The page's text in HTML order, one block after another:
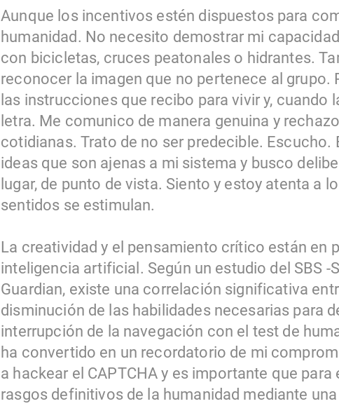
Aunque los incentivos estén dispuestos para
humanidad. No necesito demostrar mi
con bicicletas, cruces peatonales o hidrantes.
reconocer la imagen que no pertenece al grupo.
las instrucciones que recibo para vivir y, cuando
letra. Me comunico de manera genuina y
cotidianas. Trato de no ser predecible.
ideas que son ajenas a mi sistema y busco
lugar, de punto de vista. Siento y estoy atenta a
sentidos se estimulan.
La creatividad y el pensamiento crítico están en
inteligencia artificial. Según un estudio del SBS
Guardian, existe una correlación significativa
disminución de las habilidades necesarias para
interrupción de la navegación con el test de
ha convertido en un recordatorio de mi
a hackear el CAPTCHA y es importante que
rasgos definitivos de la humanidad mediante